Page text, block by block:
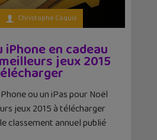
Christophe Coquis
iPhone en cadeau
jeux 2015
ou un iPas pour Noël
jeux 2015 à télécharger
classement annuel publié